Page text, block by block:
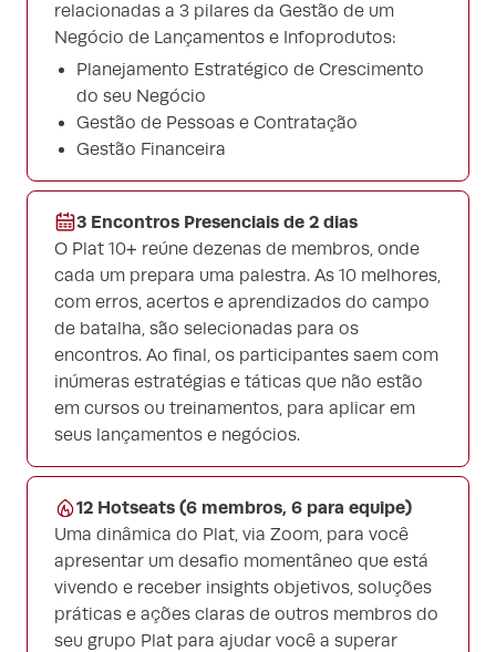
relacionadas a 3 pilares da Gestão de um
Negócio de Lançamentos e Infoprodutos:
Planejamento Estratégico de Crescimento
do seu Negócio
Gestão de Pessoas e Contratação
Gestão Financeira
3 Encontros Presenciais de 2 dias
O Plat 10+ reúne dezenas de membros, onde
cada um prepara uma palestra. As 10 melhores,
com erros, acertos e aprendizados do campo
de batalha, são selecionadas para os
encontros. Ao final, os participantes saem com
inúmeras estratégias e táticas que não estão
em cursos ou treinamentos, para aplicar em
seus lançamentos e negócios.
12 Hotseats (6 membros, 6 para equipe)
Uma dinâmica do Plat, via Zoom, para você
apresentar um desafio momentâneo que está
vivendo e receber insights objetivos, soluções
práticas e ações claras de outros membros do
seu grupo Plat para ajudar você a superar